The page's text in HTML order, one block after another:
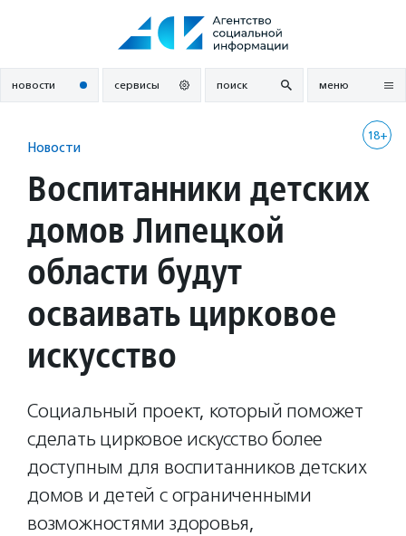
новости сервисы поиск меню
18+
Новости
Воспитанники детских
домов Липецкой
области будут
осваивать цирковое
искусство
Социальный проект, который поможет
сделать цирковое искусство более
доступным для воспитанников детских
домов и детей с ограниченными
возможностями здоровья,